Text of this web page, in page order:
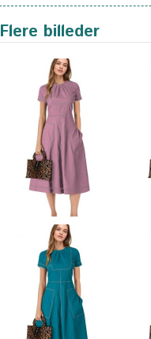
Flere billeder